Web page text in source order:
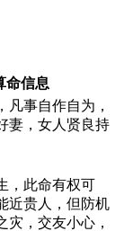
命信息
凡事自作自为，
妻，女人贤良持
，此命有权可
近贵人，但防机
，交友小心，